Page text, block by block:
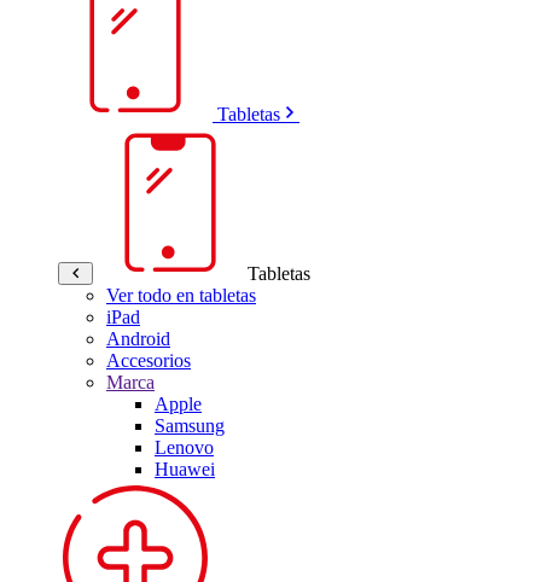
Tabletas
Tabletas
Ver todo en tabletas
iPad
Android
Accesorios
Marca
Apple
Samsung
Lenovo
Huawei